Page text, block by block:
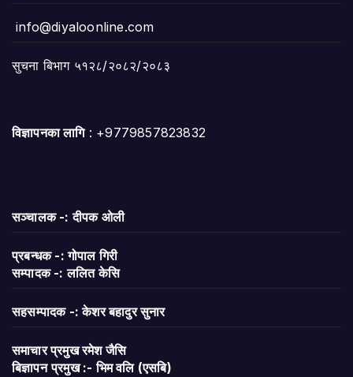
info@diyaloonline.com
सुचना बिभाग ५१२८/२०८२/२०८३
विज्ञापनका लागि: +9779857823832
सञ्चालक -: दीपक ओली
प्रबन्धक -: गोपाल गिरी
सम्पादक -: ललित केसि
सहसम्पादक -: केशर बहादुर सुनार
समाचार प्रमुख रमेश जैसि
बिज्ञापन प्रमुख :- भिम वलि (एसबि)